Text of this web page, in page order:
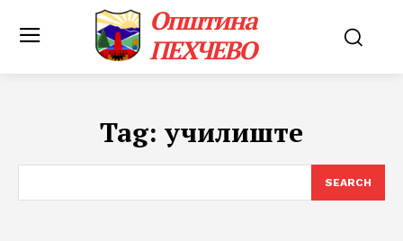
Општина
ПЕХЧЕВО
Tag: училиште
SEARCH